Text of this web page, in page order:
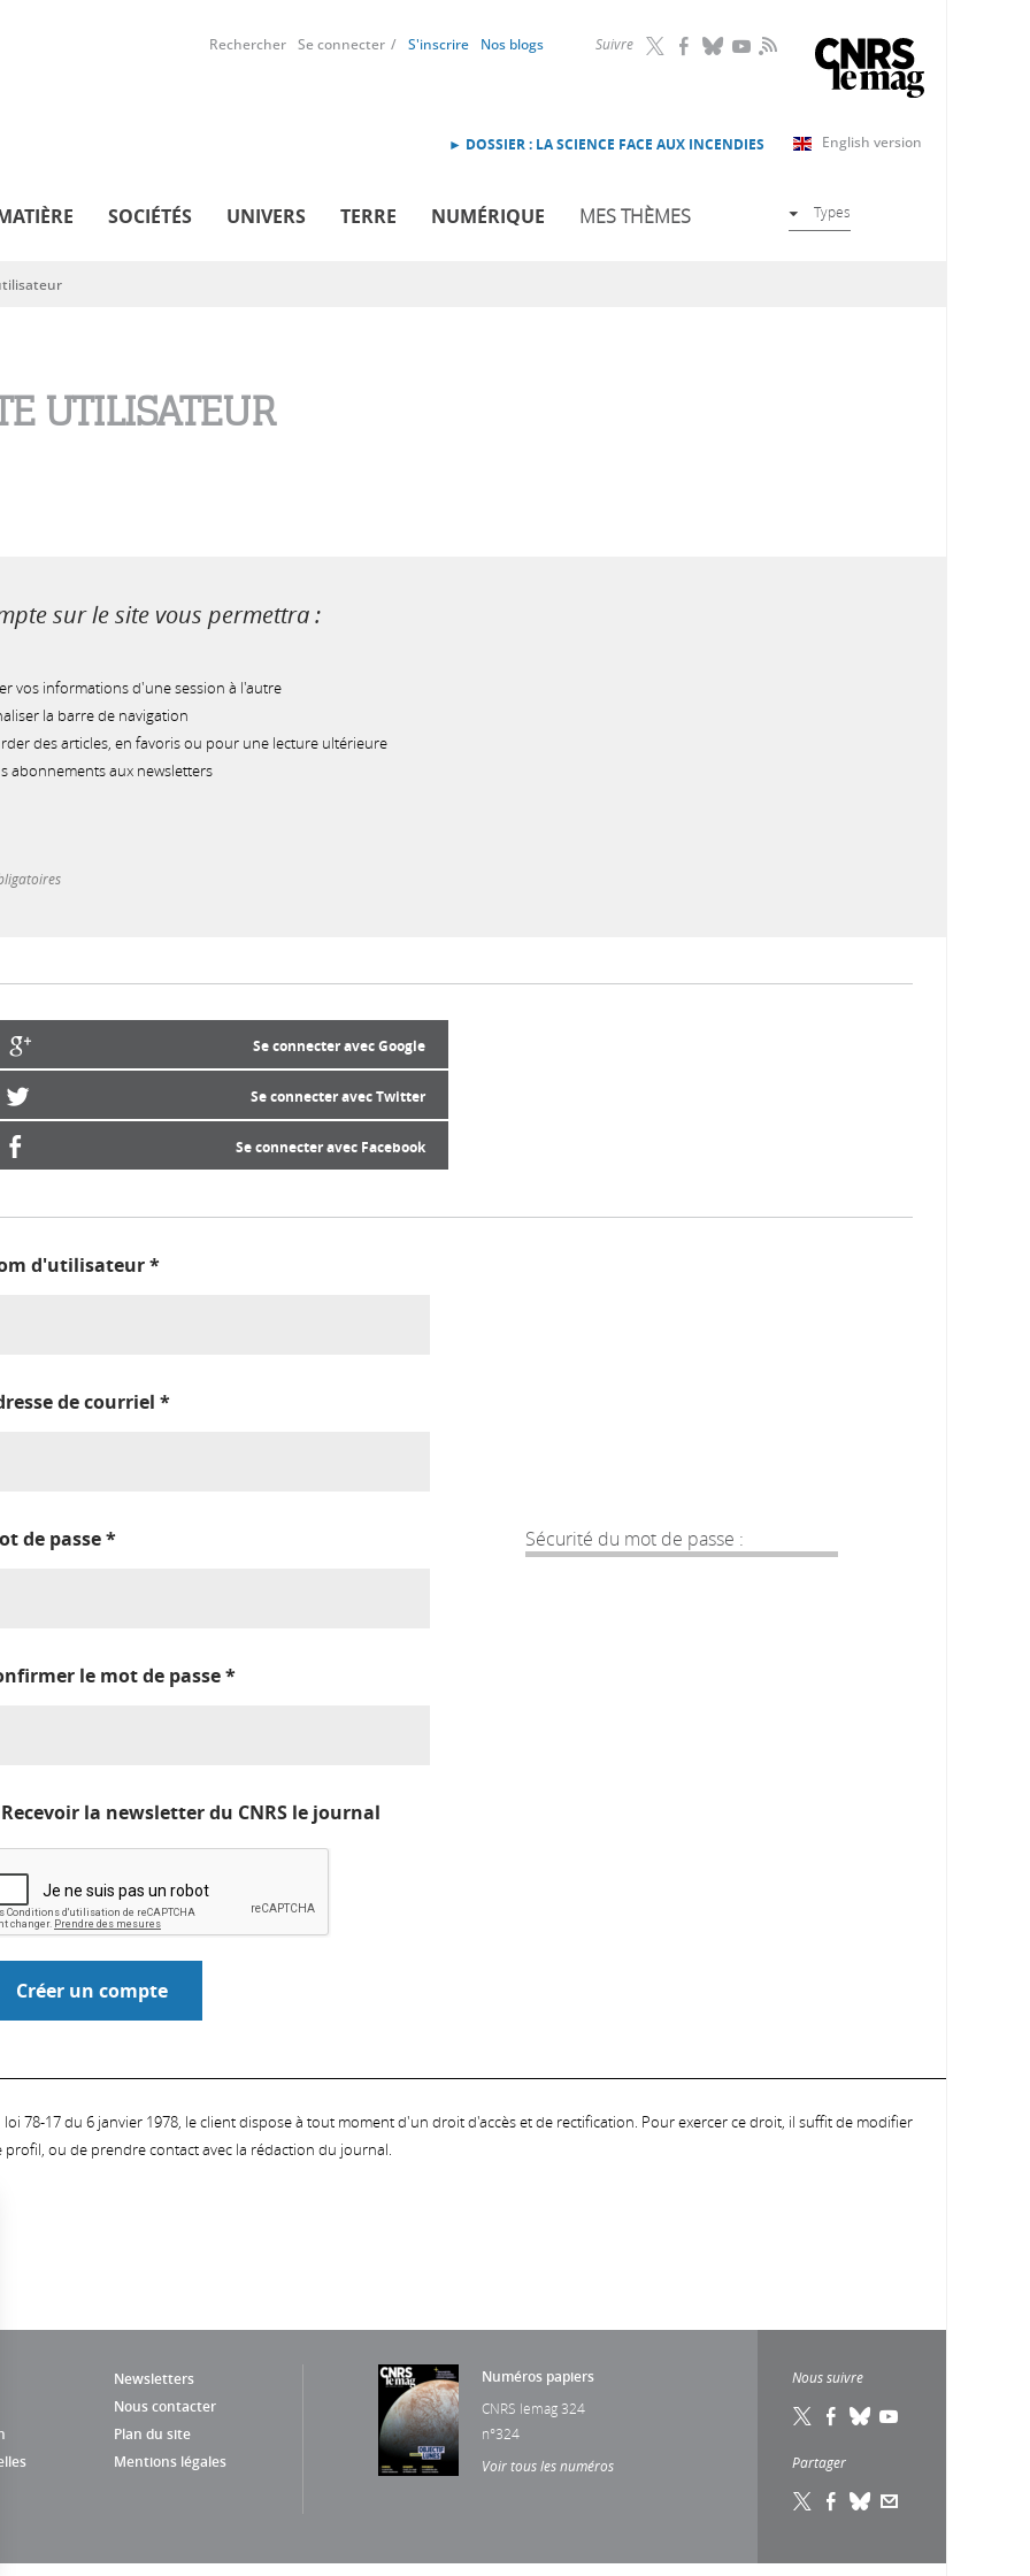
Suivre RSS
Rechercher Se connecter S'inscrire Nos blogs
English version
► DOSSIER : LA SCIENCE FACE AUX INCENDIES
SOCIÉTÉS UNIVERS TERRE NUMÉRIQUE MES THÈMES Types
UTILISATEUR
sur le site vous permettra :
vos informations d'une session à l'autre
la barre de navigation
des articles, en favoris ou pour une lecture ultérieure
abonnements aux newsletters
Se connecter avec Google
Se connecter avec Twitter
Se connecter avec Facebook
d'utilisateur*
de courriel *
Sécurité du mot de passe :
de passe*
le mot de passe*
Recevoir la newsletter du CNRS le journal
78-17 du 6 janvier 1978, le client dispose à tout moment d'un droit d'accès et de rectification. Pour exercer ce droit, il suffit de modifier
ou de prendre contact avec la rédaction du journal.
Newsletters
Nous contacter
Plan du site
Mentions légales
Numéros papiers
CNRS lemag 324
n°324
Voir tous les numéros
Nous suivre
Partager